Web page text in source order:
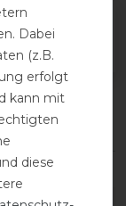
zu
Dabei
(z.B.
erfolgt
kann mit
diese